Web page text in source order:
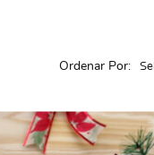
Ordenar Por